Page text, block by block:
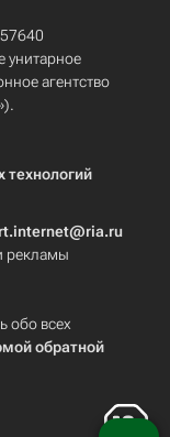
унитарное
агентство
рекламы
обо всех
обратной